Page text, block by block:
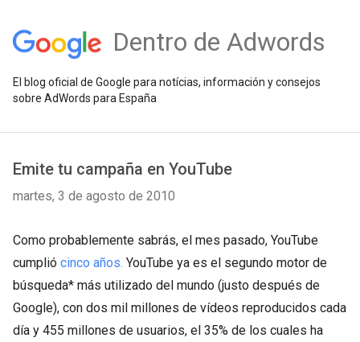
Dentro de Adwords
El blog oficial de Google para notícias, información y consejos
sobre AdWords para España
Emite tu campaña en YouTube
martes, 3 de agosto de 2010
Como probablemente sabrás, el mes pasado, YouTube
cumplió cinco años. YouTube ya es el segundo motor de
búsqueda* más utilizado del mundo (justo después de
Google), con dos mil millones de vídeos reproducidos cada
día y 455 millones de usuarios, el 35% de los cuales ha